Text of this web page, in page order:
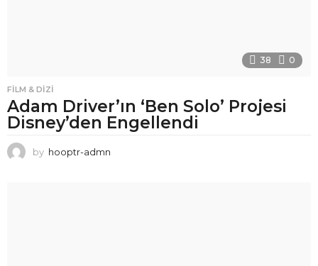
38 0
FILM & DIZI
Adam Driver’ın ‘Ben Solo’ Projesi
Disney’den Engellendi
by hooptr-admn